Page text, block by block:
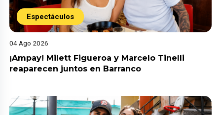
Espectáculos
04 Ago 2026
¡Ampay! Milett Figueroa y Marcelo Tinelli
reaparecen juntos en Barranco